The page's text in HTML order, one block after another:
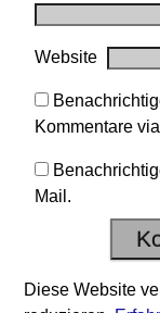
Website
Kommentare
Mail.
Diese Website